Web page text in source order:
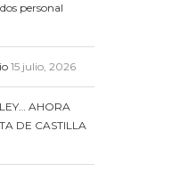
personal
15 julio, 2026
AHORA
DE CASTILLA